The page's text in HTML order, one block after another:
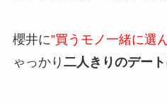
櫻井に”買うモノ一緒に選
ゃっかり 二人きりのデート